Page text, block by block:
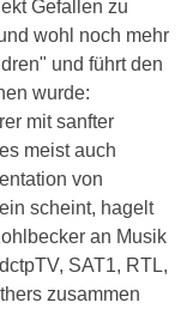
Gefallen zu
wohl noch mehr
und führt den
wurde:
mit sanfter
meist auch
von
scheint, hagelt
an Musik
SAT1, RTL,
zusammen